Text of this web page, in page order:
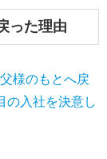
った理由
様のもとへ戻
の入社を決意し